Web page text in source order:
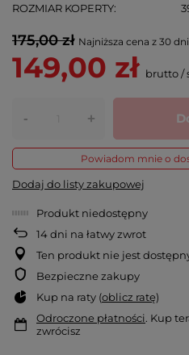
ROZMIAR KOPERTY
175,00 zł Najniższa cena z 30
149,00 zł brutto/
- +
Powiadom mnie o
Dodaj do listy zakupowej
Produkt niedostępny
14dni na łatwy zwrot
Ten produkt nie jest
Bezpieczne zakupy
Kup na raty (oblicz ratę)
Odroczone płatności. Kup
zwrócisz